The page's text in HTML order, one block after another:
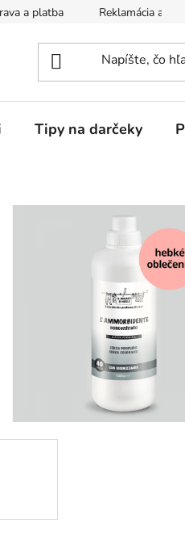
a platba Reklamácia a
Tipy na darčeky